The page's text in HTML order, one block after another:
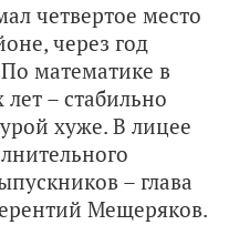
четвертое место
через год
математике в
– стабильно
хуже. В лицее
– глава
Мещеряков.